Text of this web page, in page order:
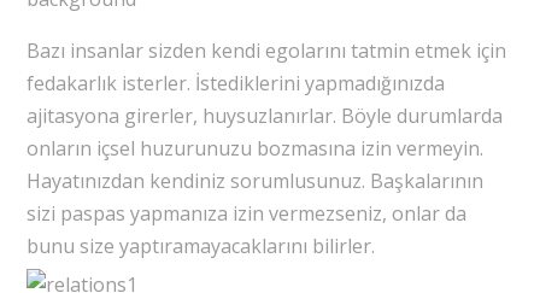
Bazı insanlar sizden kendi egolarını tatmin etmek için
fedakarlık isterler. İstediklerini yapmadığınızda
ajitasyona girerler, huysuzlanırlar. Böyle durumlarda
onların içsel huzurunuzu bozmasına izin vermeyin.
Hayatınızdan kendiniz sorumlusunuz. Başkalarının
sizi paspas yapmanıza izin vermezseniz, onlar da
bunu size yaptıramayacaklarını bilirler.